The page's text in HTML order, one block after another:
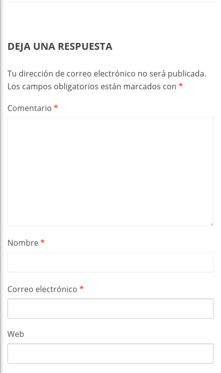
DEJA UNA RESPUESTA
Tu dirección de correo electrónico no será publicada.
Los campos obligatorios están marcados con *
Comentario *
Nombre*
Correo electrónico *
Web